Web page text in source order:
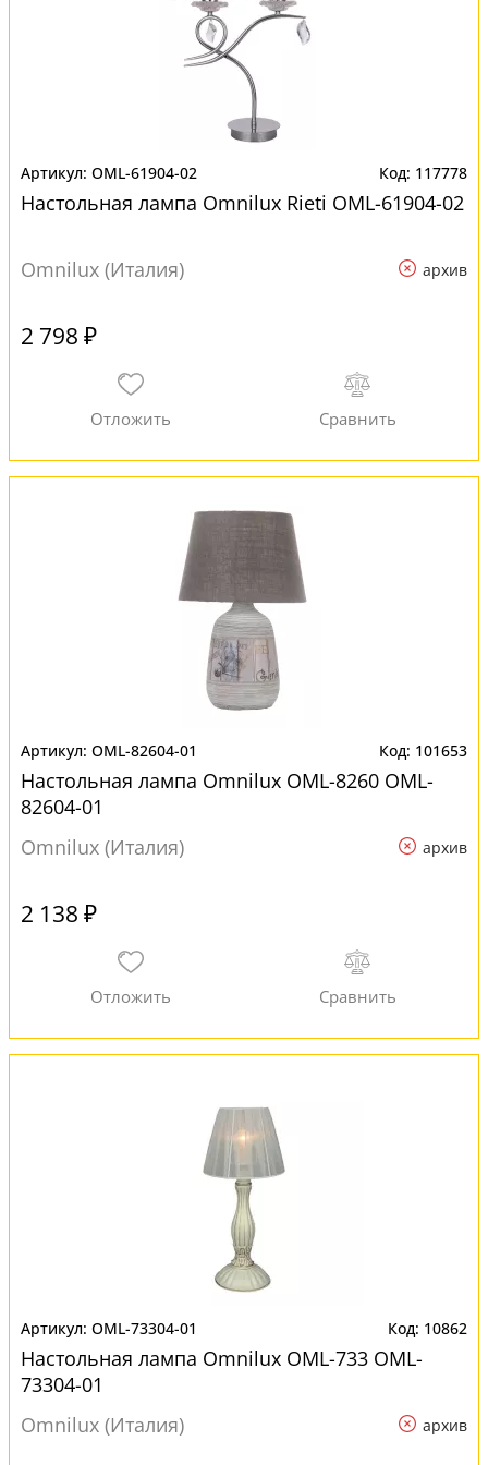
OML-61904-02 117778
Настольная лампа Omnilux Rieti OML-61904-02
Omnilux (Италия) архив
2 798 ₽
OML-82604-01 101653
Настольная лампа Omnilux OML-8260 OML-
82604-01
Omnilux (Италия)
архив
2 138 ₽
OML-73304-01 10862
Настольная лампа Omnilux OML-733 OML-
73304-01
Omnilux (Италия)
архив